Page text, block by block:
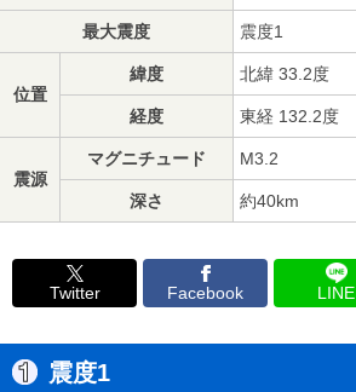
最大震度 震度1
位置
緯度 北緯 33.2度
経度 東経 132.2度
震源
マグニチュード M3.2
深さ 約40km
Twitter Facebook LINE
震度1